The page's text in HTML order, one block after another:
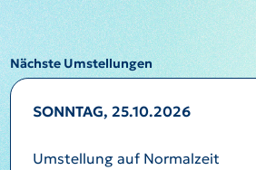
Nächste Umstellungen
SONNTAG, 25.10.2026
Umstellung auf Normalzeit